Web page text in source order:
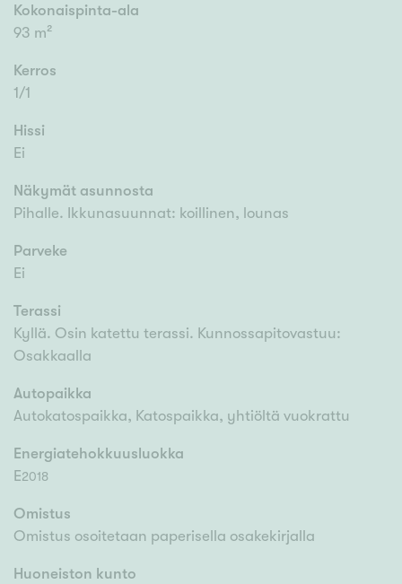
Kokonaispinta-ala
93 m²
Kerros
1/1
Hissi
Ei
Näkymät asunnosta
Pihalle. Ikkunasuunnat: koillinen, lounas
Parveke
Ei
Terassi
Kyllä. Osin katettu terassi. Kunnossapitovastuu:
Osakkaalla
Autopaikka
Autokatospaikka, Katospaikka, yhtiöltä vuokrattu
Energiatehokkuusluokka
E2018
Omistus
Omistus osoitetaan paperisella osakekirjalla
Huoneiston kunto